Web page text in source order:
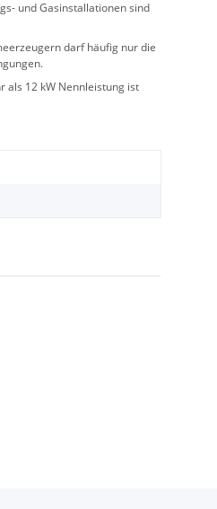
und Gasinstallationen sind
darf häufig nur die
als 12 kW Nennleistung ist